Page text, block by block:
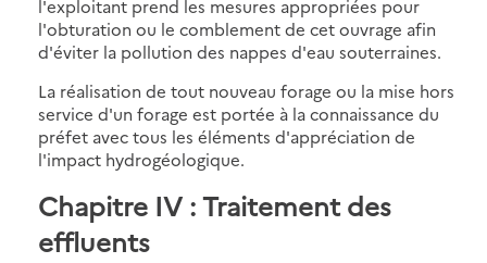
l'exploitant prend les mesures appropriées pour
l'obturation ou le comblement de cet ouvrage afin
d'éviter la pollution des nappes d'eau souterraines.
La réalisation de tout nouveau forage ou la mise hors
service d'un forage est portée à la connaissance du
préfet avec tous les éléments d'appréciation de
l'impact hydrogéologique.
Chapitre IV : Traitement des
effluents